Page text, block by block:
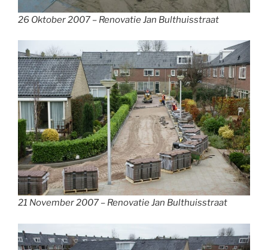
26 Oktober 2007 – Renovatie Jan Bulthuisstraat
21 November 2007 – Renovatie Jan Bulthuisstraat